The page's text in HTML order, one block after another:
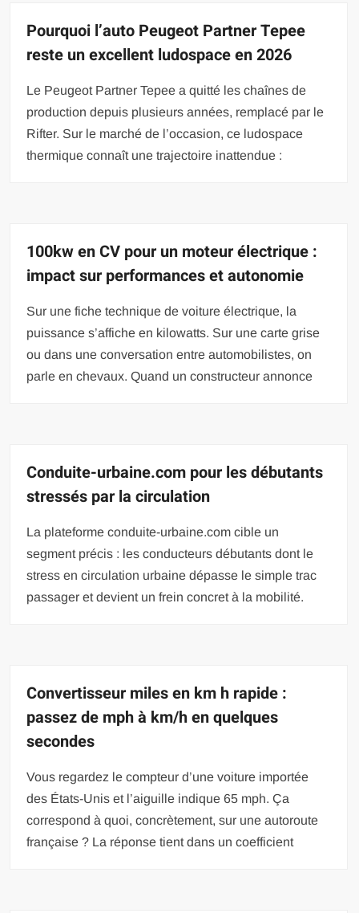
Pourquoi l’auto Peugeot Partner Tepee
reste un excellent ludospace en 2026
Le Peugeot Partner Tepee a quitté les chaînes de
production depuis plusieurs années, remplacé par le
Rifter. Sur le marché de l’occasion, ce ludospace
thermique connaît une trajectoire inattendue :
100kw en CV pour un moteur électrique :
impact sur performances et autonomie
Sur une fiche technique de voiture électrique, la
puissance s’affiche en kilowatts. Sur une carte grise
ou dans une conversation entre automobilistes, on
parle en chevaux. Quand un constructeur annonce
Conduite-urbaine.com pour les débutants
stressés par la circulation
La plateforme conduite-urbaine.com cible un
segment précis : les conducteurs débutants dont le
stress en circulation urbaine dépasse le simple trac
passager et devient un frein concret à la mobilité.
Convertisseur miles en km h rapide :
passez de mph à km/h en quelques
secondes
Vous regardez le compteur d’une voiture importée
des États-Unis et l’aiguille indique 65 mph. Ça
correspond à quoi, concrètement, sur une autoroute
française ? La réponse tient dans un coefficient